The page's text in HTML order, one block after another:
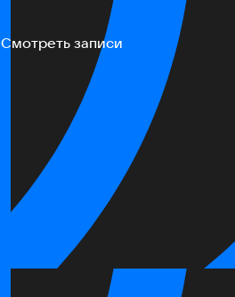
Смотреть записи